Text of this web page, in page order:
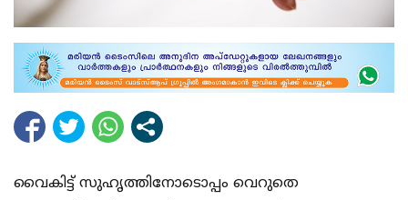
വൈകിട്ട് സുഹൃത്തിനോടൊപ്പം വെറുതെ